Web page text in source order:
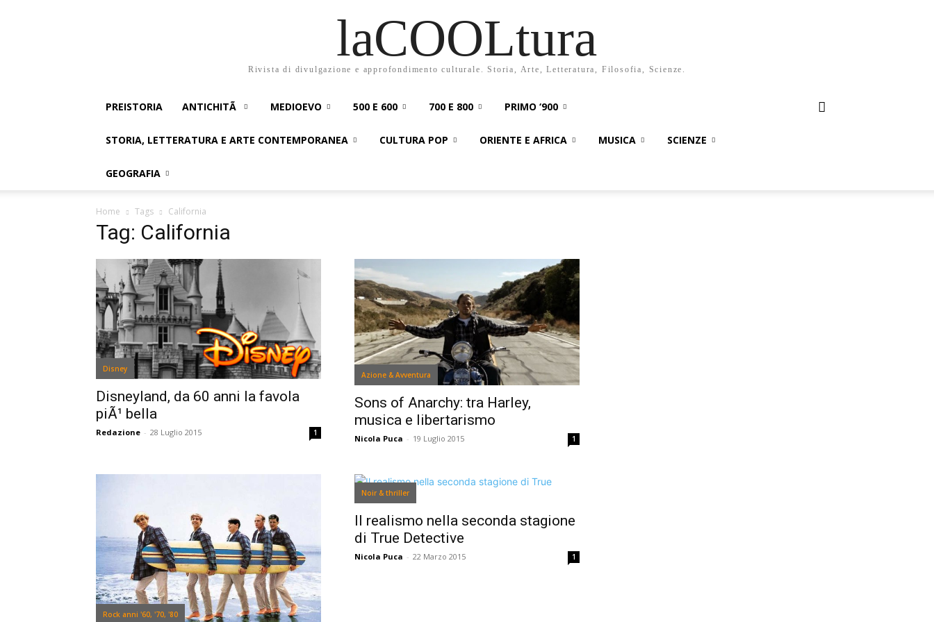
laCOOLtura
Rivista di divulgazione e approfondimento culturale. Storia, Arte, Letteratura, Filosofia, Scienze.
PREISTORIA ANTICHITÃ MEDIOEVO 500 E 600 700 E 800 PRIMO ‘900
STORIA, LETTERATURA E ARTE CONTEMPORANEA CULTURA POP ORIENTE E AFRICA MUSICA SCIENZE
GEOGRAFIA
Home Tags California
Tag: California
Disney
Disneyland, da 60 anni la favola
piÃ¹ bella
Redazione - 28 Luglio 2015 1
Azione & Avventura
Sons of Anarchy: tra Harley,
musica e libertarismo
Nicola Puca - 19 Luglio 2015 1
Rock anni '60, '70, '80
Noir & thriller
Il realismo nella seconda stagione
di True Detective
Nicola Puca - 22 Marzo 2015 1